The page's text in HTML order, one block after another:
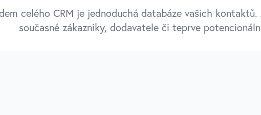
celého CRM je jednoduchá databáze vašich
současné zákazníky, dodavatele či teprve